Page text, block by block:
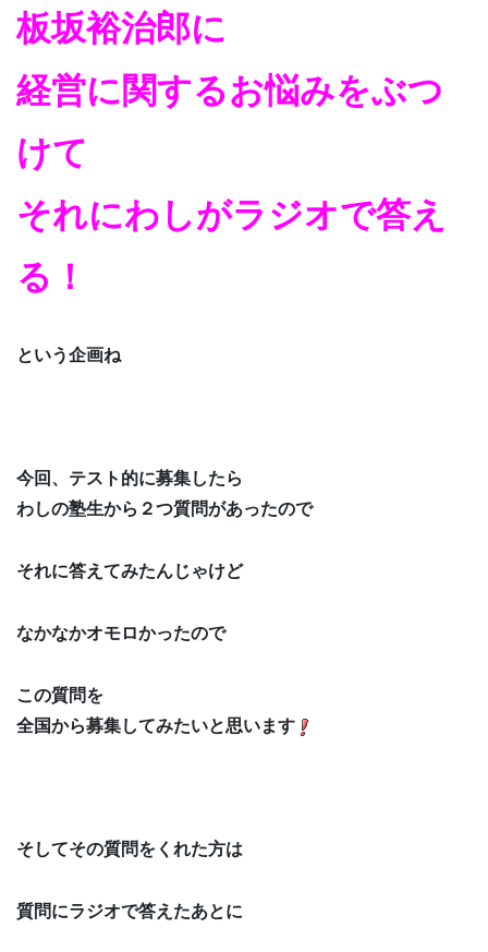
板坂裕治郎に
経営に関するお悩みをぶつ
けて
それにわしがラジオで答え
る！
という企画ね
今回、テスト的に募集したら
わしの塾生から２つ質問があったので
それに答えてみたんじゃけど
なかなかオモロかったので
この質問を
全国から募集してみたいと思います
そしてその質問をくれた方は
質問にラジオで答えたあとに